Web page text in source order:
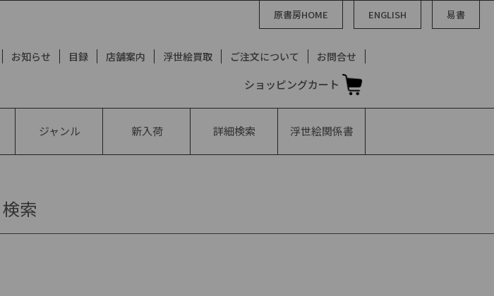
原書房HOME ENGLISH 易書
お知らせ 目録 店舗案内 浮世絵買取 ご注文について お問合せ
ショッピングカート
ジャンル 新入荷 詳細検索 浮世絵関係書
検索